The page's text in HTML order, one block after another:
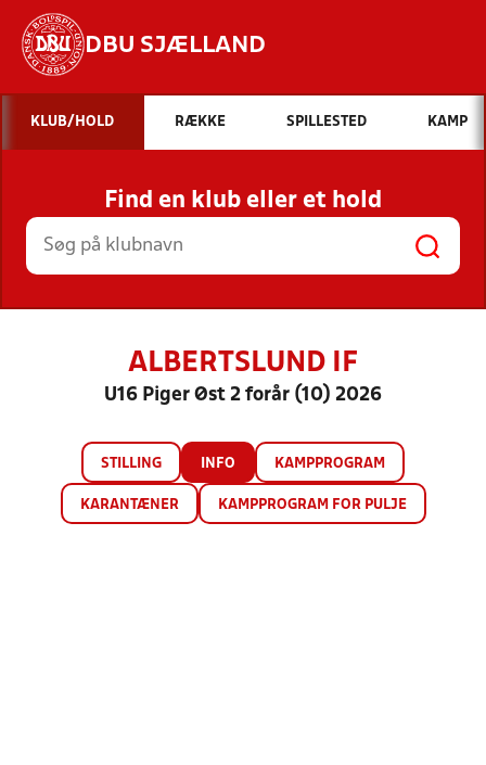
DBU SJÆLLAND
Hvad vil du søge efter?
INDHOLD OG NYHEDER
STILLINGER, RESULTATER, KLUBBER OG
HOLD
KLUB/HOLD RÆKKE SPILLESTED KAMP
Find en klub eller et hold
ALBERTSLUND IF
U16 Piger Øst 2 forår (10) 2026
STILLING INFO KAMPPROGRAM
KARANTÆNER KAMPPROGRAM FOR PULJE